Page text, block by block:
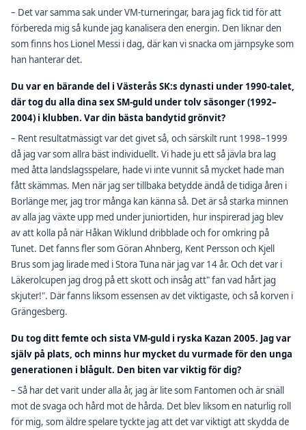
– Det var samma sak under VM-turneringar, bara jag fick tid för att
förbereda mig så kunde jag kanalisera den energin. Den liknar den
som finns hos Lionel Messi i dag, där kan vi snacka om järnpsyke som
han hanterar det.
Du var en bärande del i Västerås SK:s dynasti under 1990-talet,
där tog du alla dina sex SM-guld under tolv säsonger (1992–
2004) i klubben. Var din bästa bandytid grönvit?
– Rent resultatmässigt var det givet så, och särskilt runt 1998–1999
då jag var som allra bäst individuellt. Vi hade ju ett så jävla bra lag
med åtta landslagsspelare, hade vi inte vunnit så mycket hade man
fått skämmas. Men när jag ser tillbaka betydde ändå de tidiga åren i
Borlänge mer, jag tror många kan känna så. Det är så starka minnen
av alla jag växte upp med under juniortiden, hur inspirerad jag blev
av att kolla på när Håkan Wiklund dribblade och for omkring på
Tunet. Det fanns fler som Göran Ahnberg, Kent Persson och Kjell
Brus som jag lirade med i Stora Tuna när jag var 14 år. Och det var i
Läkerolcupen jag drog på ett skott och insåg att" fan vad hårt jag
skjuter!". Där fanns liksom essensen av det viktigaste, och så korven i
Grängesberg.
Du tog ditt femte och sista VM-guld i ryska Kazan 2005. Jag var
själv på plats, och minns hur mycket du vurmade för den unga
generationen i blågult. Den biten var viktig för dig?
– Så har det varit under alla år, jag är lite som Fantomen och är snäll
mot de svaga och hård mot de hårda. Det blev liksom en naturlig roll
för mig, som äldre spelare tyckte jag att det var viktigt att skydda de